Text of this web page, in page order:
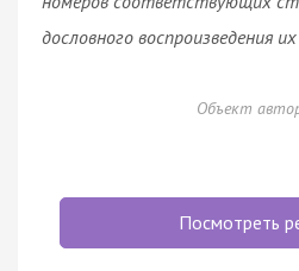
дословного воспроизведения
Объект
Посмотреть